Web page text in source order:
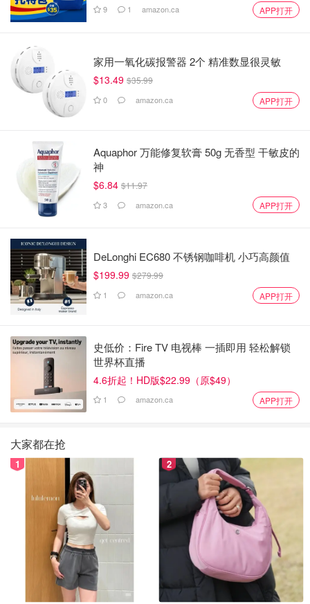
9 1 amazon.ca APP打开
家用一氧化碳报警器 2个 精准数显很灵敏
$13.49 $35.99
0 amazon.ca APP打开
Aquaphor 万能修复软膏 50g 无香型 干敏皮的
神
$6.84 $11.97
3 amazon.ca APP打开
DeLonghi EC680 不锈钢咖啡机 小巧高颜值
$199.99 $279.99
1 amazon.ca APP打开
史低价：Fire TV 电视棒 一插即用 轻松解锁
世界杯直播
4.6折起！HD版$22.99（原$49）
1 amazon.ca APP打开
大家都在抢
1 2